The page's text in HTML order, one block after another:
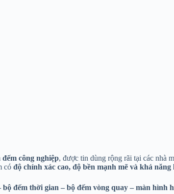
công nghiệp, được tin dùng rộng rãi tại các nhà
có độ chính xác cao, độ bền mạnh mẽ và khả
đếm thời gian – bộ đếm vòng quay – màn hình